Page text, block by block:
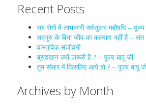
Recent Posts
सब रोगों में लाभकारी सर्वसुलभ महौषधि – पूज्य
सद्गुरु के बिना जीव का कल्याण नहीं है – संत
वास्तविक संजीवनी
ब्रह्मज्ञान क्यों जरूरी है ? – पूज्य बापू जी
तुम संसार में किसलिए आये हो ? – पूज्य बापू
Archives by Month